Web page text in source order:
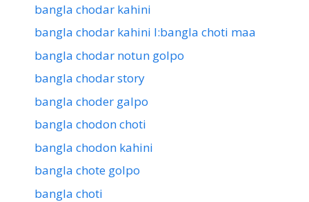
bangla chodar kahini
bangla chodar kahini l:bangla choti maa
bangla chodar notun golpo
bangla chodar story
bangla choder galpo
bangla chodon choti
bangla chodon kahini
bangla chote golpo
bangla choti